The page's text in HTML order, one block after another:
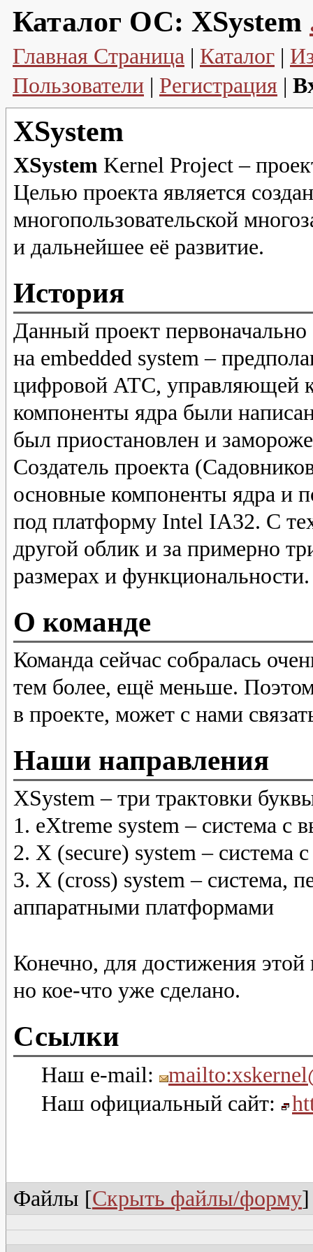
Каталог ОС: XSystem
Главная Страница | Каталог |
Пользователи | Регистрация |
XSystem
XSystem Kernel Project –
Целью проекта является
многопользовательской
и дальнейшее её развитие.
История
Данный проект
на embedded system –
цифровой АТС, управляющей
компоненты ядра были
был приостановлен и
Создатель проекта
основные компоненты ядра и
под платформу Intel IA32. С
другой облик и за примерно
размерах и функциональности.
О команде
Команда сейчас собралась
тем более, ещё меньше.
в проекте, может с нами
Наши направления
XSystem – три трактовки
1. eXtreme system – система с
2. X (secure) system – система
3. X (cross) system – система,
аппаратными платформами
Конечно, для достижения этой
но кое-что уже сделано.
Ссылки
Наш e-mail:
Наш официальный сайт:
Файлы [Скрыть файлы/форму]